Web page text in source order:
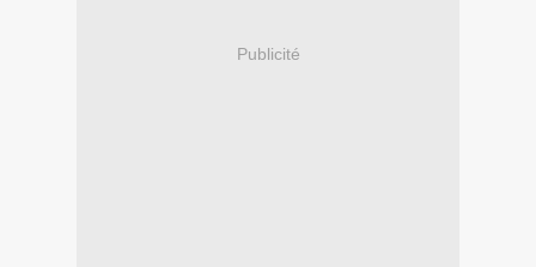
Publicité